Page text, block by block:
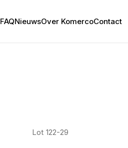
FAQNieuwsOver KomercoContact
Lot 122-29